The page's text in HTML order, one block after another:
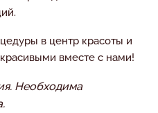
в центр красоты и
вместе с нами!
Необходима